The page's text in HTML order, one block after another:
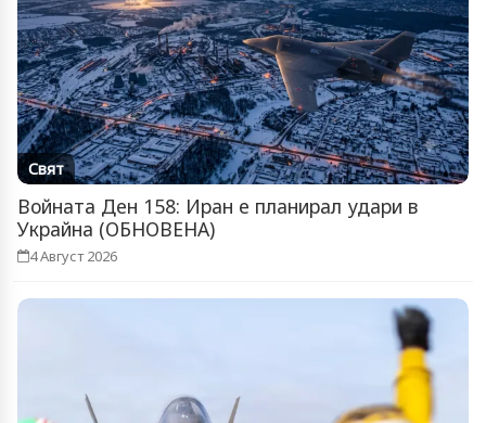
Свят
Войната Ден 158: Иран е планирал удари в
Украйна (ОБНОВЕНА)
4 Август 2026